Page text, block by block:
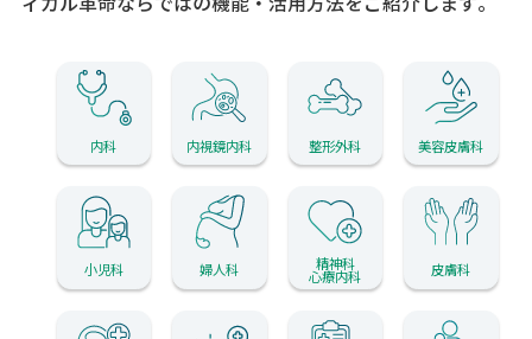
ィカル革命ならではの機能・活用方法をご紹介します。
内科 内視鏡内科 整形外科 美容皮膚科
小児科 婦人科 精神科
心療内科 皮膚科